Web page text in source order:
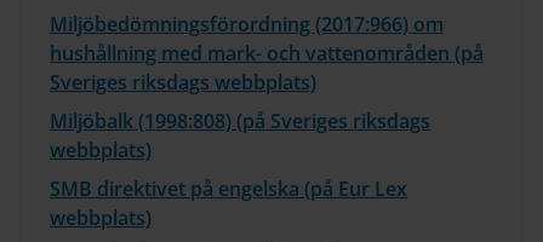
Miljöbedömningsförordning (2017:966) om
hushållning med mark- och vattenområden (på
Sveriges riksdags webbplats)
Miljöbalk (1998:808) (på Sveriges riksdags
webbplats)
SMB direktivet på engelska (på Eur Lex
webbplats)